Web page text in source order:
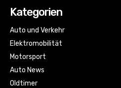
Kategorien
Auto und Verkehr
Elektromobilität
Motorsport
Auto News
Oldtimer